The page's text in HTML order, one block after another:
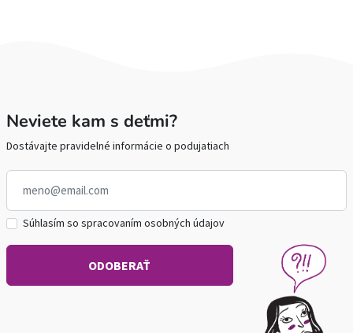
Neviete kam s deťmi?
Dostávajte pravidelné informácie o podujatiach
Súhlasím so spracovaním osobných údajov